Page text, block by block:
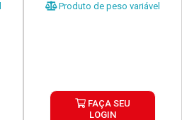
Produto de peso variável
FAÇA SEU
LOGIN